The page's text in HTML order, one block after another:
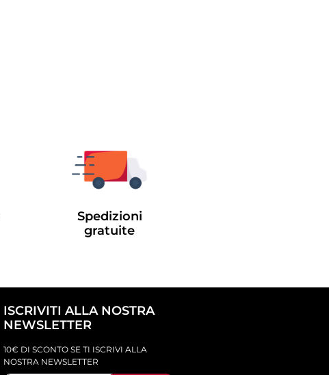
Spedizioni
gratuite
ISCRIVITI ALLA NOSTRA
NEWSLETTER
10€ DI SCONTO SE TI ISCRIVI ALLA
NOSTRA NEWSLETTER